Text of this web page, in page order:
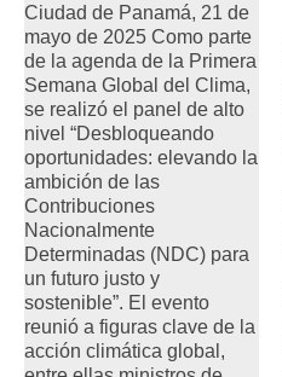
Ciudad de Panamá, 21 de
mayo de 2025 Como parte
de la agenda de la Primera
Semana Global del Clima,
se realizó el panel de alto
nivel “Desbloqueando
oportunidades: elevando la
ambición de las
Contribuciones
Nacionalmente
Determinadas (NDC) para
un futuro justo y
sostenible”. El evento
reunió a figuras clave de la
acción climática global,